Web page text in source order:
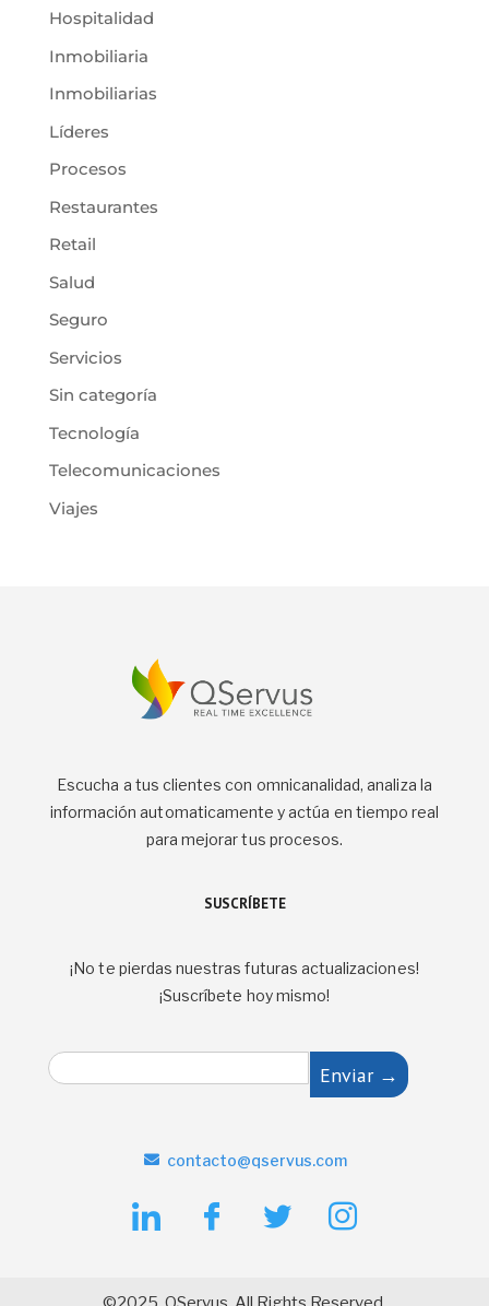
Hospitalidad
Inmobiliaria
Inmobiliarias
Líderes
Procesos
Restaurantes
Retail
Salud
Seguro
Servicios
Sin categoría
Tecnología
Telecomunicaciones
Viajes
Escucha a tus clientes con omnicanalidad, analiza la
información automaticamente y actúa en tiempo real
para mejorar tus procesos.
SUSCRÍBETE
¡No te pierdas nuestras futuras actualizaciones!
¡Suscríbete hoy mismo!
E
m
Enviar →
contacto@qservus.com